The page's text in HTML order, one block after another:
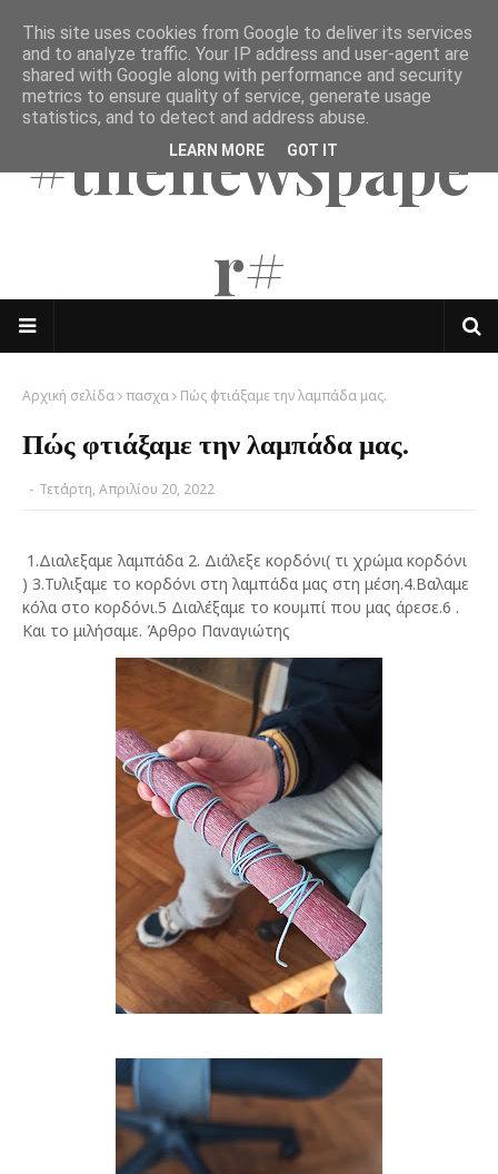
The Mates
#thenewspape
r#
Αρχική σελίδα πασχα Πώς φτιάξαμε την λαμπάδα μας.
Πώς φτιάξαμε την λαμπάδα μας.
- Τετάρτη, Απριλίου 20, 2022
1.Διαλεξαμε λαμπάδα 2. Διάλεξε κορδόνι( τι χρώμα κορδόνι
) 3.Τυλιξαμε το κορδόνι στη λαμπάδα μας στη μέση.4.Βαλαμε
κόλα στο κορδόνι.5 Διαλέξαμε το κουμπί που μας άρεσε.6 .
Και το μιλήσαμε. Άρθρο Παναγιώτης
This site uses cookies from Google to deliver its services
and to analyze traffic. Your IP address and user-agent are
shared with Google along with performance and security
metrics to ensure quality of service, generate usage
statistics, and to detect and address abuse.
LEARN MORE GOT IT